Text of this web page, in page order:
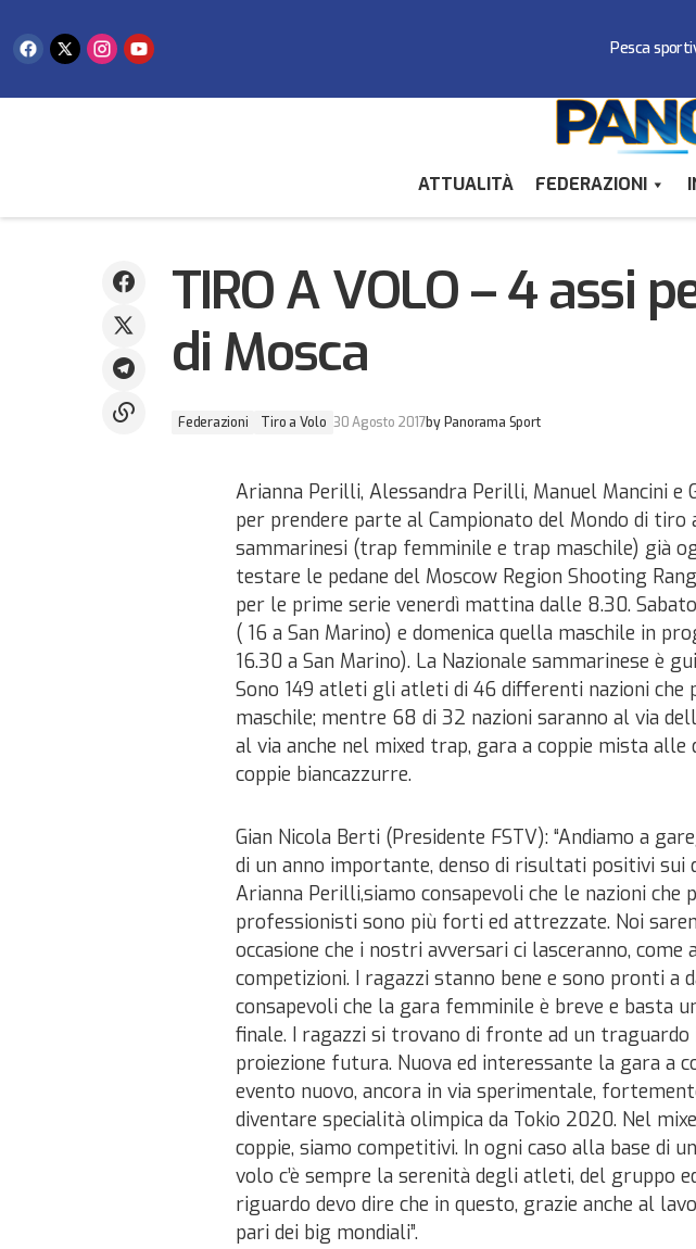
Pesca
ATTUALITÀ FEDERAZIONI
TIRO A VOLO – 4 assi
di Mosca
Federazioni Tiro a Volo 30 Agosto 2017by Panorama Sport
Arianna Perilli, Alessandra Perilli, Manuel Mancini e
per prendere parte al Campionato del Mondo di
sammarinesi (trap femminile e trap maschile) già
testare le pedane del Moscow Region Shooting
per le prime serie venerdì mattina dalle 8.30.
( 16 a San Marino) e domenica quella maschile in
16.30 a San Marino). La Nazionale sammarinese è
Sono 149 atleti gli atleti di 46 differenti nazioni che
maschile; mentre 68 di 32 nazioni saranno al via
al via anche nel mixed trap, gara a coppie mista
coppie biancazzurre.
Gian Nicola Berti (Presidente FSTV): “Andiamo a
di un anno importante, denso di risultati positivi sui
Arianna Perilli,siamo consapevoli che le nazioni
professionisti sono più forti ed attrezzate. Noi
occasione che i nostri avversari ci lasceranno,
competizioni. I ragazzi stanno bene e sono pronti a
consapevoli che la gara femminile è breve e basta
finale. I ragazzi si trovano di fronte ad un traguardo
proiezione futura. Nuova ed interessante la gara a
evento nuovo, ancora in via sperimentale,
diventare specialità olimpica da Tokio 2020. Nel
coppie, siamo competitivi. In ogni caso alla base di
volo c’è sempre la serenità degli atleti, del gruppo
riguardo devo dire che in questo, grazie anche al
pari dei big mondiali”.